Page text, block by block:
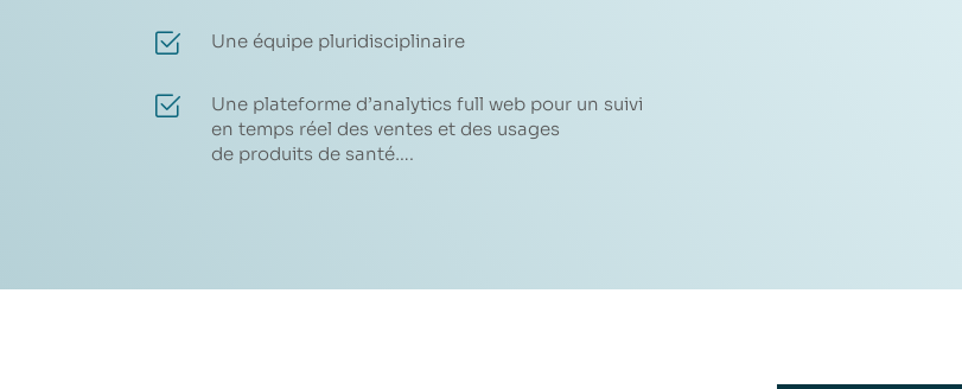
Une équipe pluridisciplinaire
Une plateforme d’analytics full web pour un suivi
en temps réel des ventes et des usages
de produits de santé….